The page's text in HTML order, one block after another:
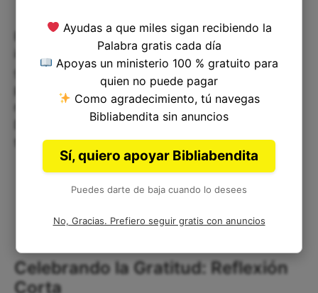
En resumen, Deuteronomio 16:16 nos enseña la
importancia de la adoración y de la entrega
generosa a Dios. A través de este versículo,
podemos reflexionar sobre cómo aplicar en
nuestra vida diaria, la gratitud y el amor hacia
Dios no solo en nuestras acciones diarias sino
también en nuestras ofrendas y donaciones.
Celebrando la Gratitud: Reflexión
Corta
Ayudas a que miles sigan recibiendo la
Palabra gratis cada día
Apoyas un ministerio 100 % gratuito para
quien no puede pagar
Como agradecimiento, tú navegas
Bibliabendita sin anuncios
Sí, quiero apoyar Bibliabendita
Puedes darte de baja cuando lo desees
No, Gracias. Prefiero seguir gratis con anuncios